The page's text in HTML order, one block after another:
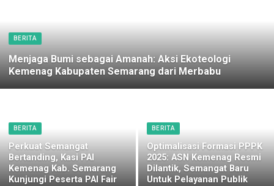
BERITA
Menjaga Bumi sebagai Amanah: Aksi Ekoteologi
Kemenag Kabupaten Semarang dari Merbabu
BERITA
Perkuat Semangat
Bertanding, Kasi PAI
Kemenag Kab. Semarang
Kunjungi Peserta PAI Fair
BERITA
Optimalisasi Formasi PPPK
2025: ASN Kemenag Resmi
Dilantik, Semangat Baru
Untuk Pelayanan Publik